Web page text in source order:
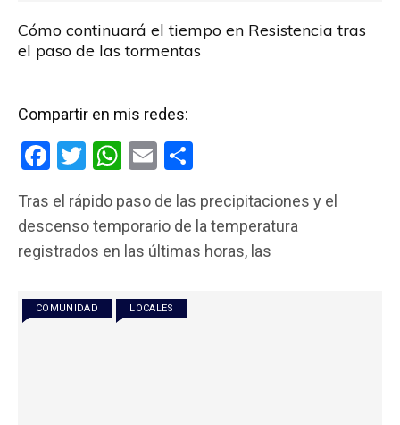
Cómo continuará el tiempo en Resistencia tras
el paso de las tormentas
Compartir en mis redes:
F
ce
b
o
k
T
tt
er
W
at
s
p
p
E
ail m
p
Tras el rápido paso de las precipitaciones y el
descenso temporario de la temperatura
registrados en las últimas horas, las
COMUNIDAD LOCALES